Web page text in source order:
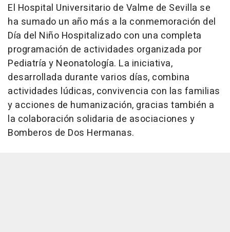
El Hospital Universitario de Valme de Sevilla se
ha sumado un año más a la conmemoración del
Día del Niño Hospitalizado con una completa
programación de actividades organizada por
Pediatría y Neonatología. La iniciativa,
desarrollada durante varios días, combina
actividades lúdicas, convivencia con las familias
y acciones de humanización, gracias también a
la colaboración solidaria de asociaciones y
Bomberos de Dos Hermanas.